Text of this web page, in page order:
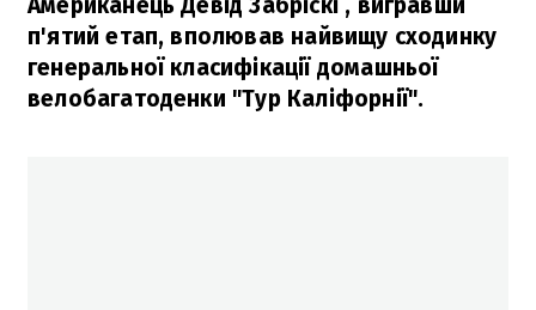
п'ятий етап, вполював найвищу сходинку
генеральної класифікації домашньої
велобагатоденки "Тур Каліфорнії".